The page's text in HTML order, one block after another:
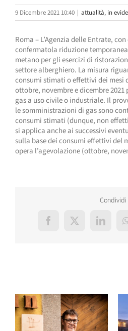
9 Dicembre 2021 10:40 | attualità, in
Roma – L’Agenzia delle Entrate,
confermatola riduzione
metano per gli esercizi di
settore alberghiero. La misura
consumi stimati o effettivi dei mesi
ottobre, novembre e dicembre
gas a uso civile o industriale. Il
le somministrazioni di gas sono
consumi stimati (dunque, non
si applica anche ai successivi
sulla base dei consumi effettivi del
opera l’agevolazione (ottobre,
Condividi
Facebook
X